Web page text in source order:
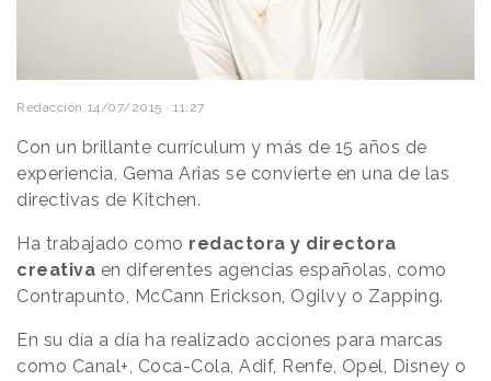
Redacción 14/07/2015 · 11:27
Con un brillante currículum y más de 15 años de
experiencia, Gema Arias se convierte en una de las
directivas de Kitchen.
Ha trabajado como redactora y directora
creativa en diferentes agencias españolas, como
Contrapunto, McCann Erickson, Ogilvy o Zapping.
En su día a día ha realizado acciones para marcas
como Canal+, Coca-Cola, Adif, Renfe, Opel, Disney o